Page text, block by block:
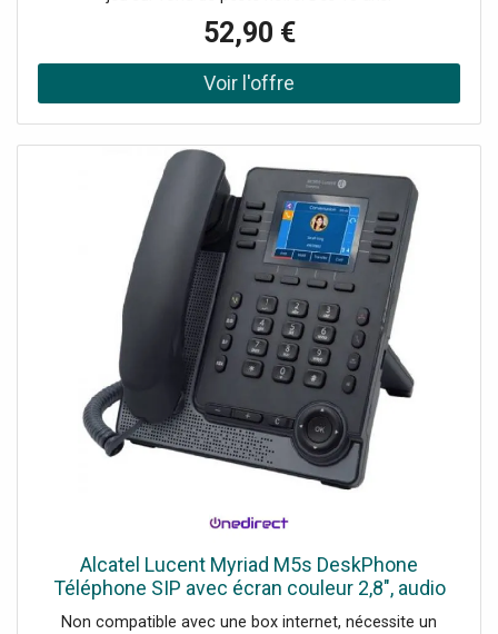
52,90 €
Alcatel Lucent Myriad M5s DeskPhone
Téléphone SIP avec écran couleur 2,8", audio
HD, mains libres et connectique USB-A/USB-C.
Non compatible avec une box internet, nécessite un